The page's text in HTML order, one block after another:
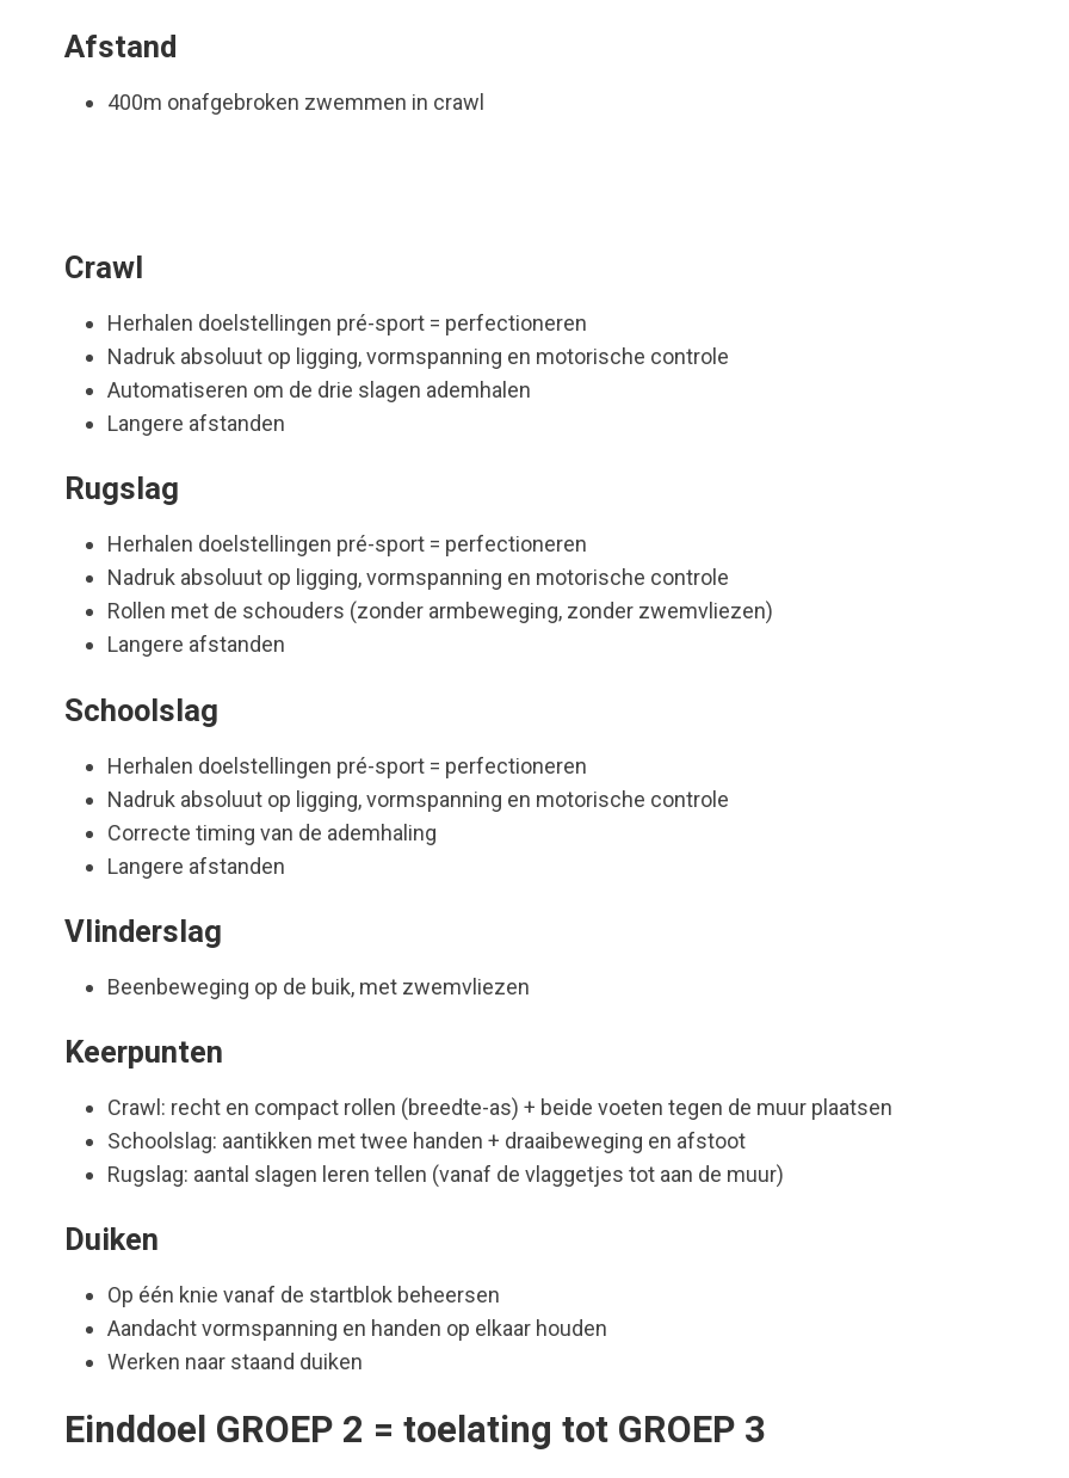
Afstand
400m onafgebroken zwemmen in crawl
Crawl
Herhalen doelstellingen pré-sport = perfectioneren
Nadruk absoluut op ligging, vormspanning en motorische controle
Automatiseren om de drie slagen ademhalen
Langere afstanden
Rugslag
Herhalen doelstellingen pré-sport = perfectioneren
Nadruk absoluut op ligging, vormspanning en motorische controle
Rollen met de schouders (zonder armbeweging, zonder zwemvliezen)
Langere afstanden
Schoolslag
Herhalen doelstellingen pré-sport = perfectioneren
Nadruk absoluut op ligging, vormspanning en motorische controle
Correcte timing van de ademhaling
Langere afstanden
Vlinderslag
Beenbeweging op de buik, met zwemvliezen
Keerpunten
Crawl: recht en compact rollen (breedte-as) + beide voeten tegen de muur plaatsen
Schoolslag: aantikken met twee handen + draaibeweging en afstoot
Rugslag: aantal slagen leren tellen (vanaf de vlaggetjes tot aan de muur)
Duiken
Op één knie vanaf de startblok beheersen
Aandacht vormspanning en handen op elkaar houden
Werken naar staand duiken
Einddoel GROEP 2 = toelating tot GROEP 3